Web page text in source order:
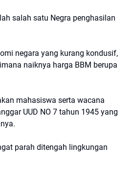
salah satu Negra penghasilan
negara yang kurang kondusif,
naiknya harga BBM berupa
mahasiswa serta wacana
UUD NO 7 tahun 1945 yang
parah ditengah lingkungan